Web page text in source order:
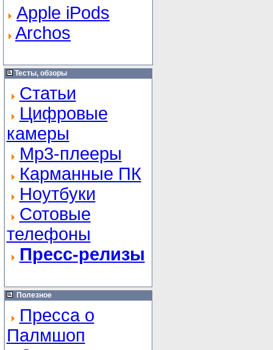
Apple iPods
Archos
Тесты, обзоры
Статьи
Цифровые
камеры
Mp3-плееры
Карманные ПК
Ноутбуки
Сотовые
телефоны
Пресс-релизы
Полезное
Пресса о
Палмшоп